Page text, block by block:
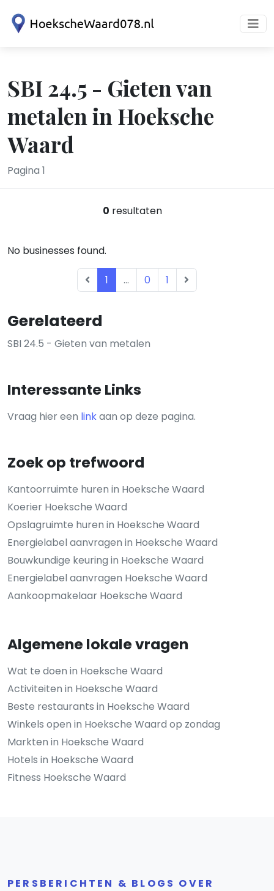
SBI 24.5 - Gieten van
metalen in Hoeksche
Waard
Pagina 1
Gerelateerd
SBI 24.5 - Gieten van metalen
Interessante Links
Vraag hier een linkaan op deze pagina.
Zoek op trefwoord
Kantoorruimte huren in Hoeksche Waard
Koerier Hoeksche Waard
Opslagruimte huren in Hoeksche Waard
Energielabel aanvragen in Hoeksche Waard
Bouwkundige keuring in Hoeksche Waard
Energielabel aanvragen Hoeksche Waard
Aankoopmakelaar Hoeksche Waard
Algemene lokale vragen
Wat te doen in Hoeksche Waard
Activiteiten in Hoeksche Waard
Beste restaurants in Hoeksche Waard
Winkels open in Hoeksche Waard op zondag
Markten in Hoeksche Waard
Hotels in Hoeksche Waard
Fitness Hoeksche Waard
0 resultaten
No businesses found.
1 ... 0 1
PERSBERICHTEN & BLOGS OVER